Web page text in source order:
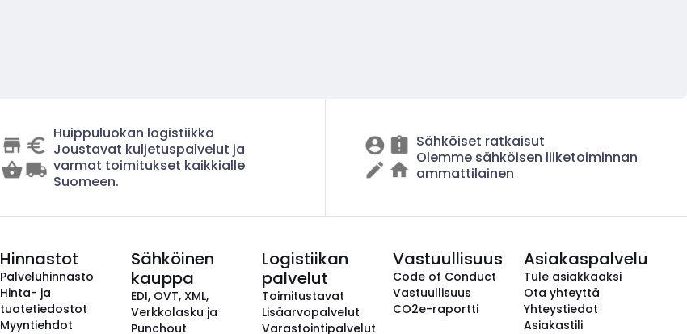
Huippuluokan logistiikka
Joustavat kuljetuspalvelut ja
varmat toimitukset kaikkialle
Suomeen.
Sähköiset ratkaisut
Olemme sähköisen liiketoiminnan
ammattilainen
Hinnastot
Palveluhinnasto
Hinta- ja
tuotetiedostot
Myyntiehdot
Sähköinen
kauppa
EDI, OVT, XML,
Verkkolasku ja
Punchout
Logistiikan
palvelut
Toimitustavat
Lisäarvopalvelut
Varastointipalvelut
Vastuullisuus
Code of Conduct
Vastuullisuus
CO2e-raportti
Asiakaspalvelu
Tule asiakkaaksi
Ota yhteyttä
Yhteystiedot
Asiakastili